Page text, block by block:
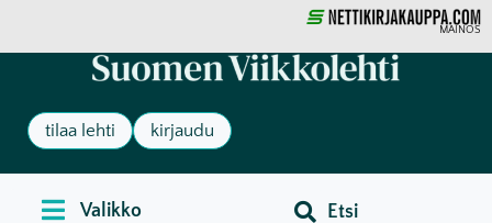
MAINOS
tilaa lehti kirjaudu